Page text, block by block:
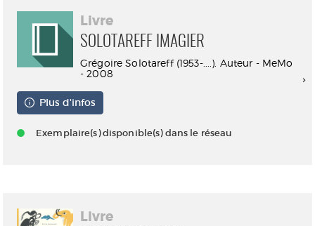
Livre
SOLOTAREFF IMAGIER
Grégoire Solotareff (1953-....). Auteur - MeMo
- 2008
Plus d'infos
Exemplaire(s) disponible(s) dans le réseau
Livre